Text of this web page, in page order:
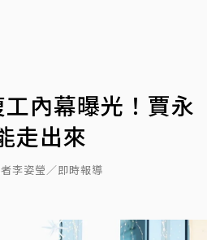
內幕曝光！賈永
走出來
李姿瑩／即時報導